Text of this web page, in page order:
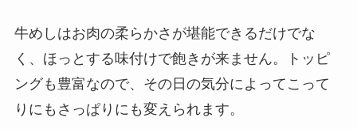
牛めしはお肉の柔らかさが堪能できるだけでな
く、ほっとする味付けで飽きが来ません。トッピ
ングも豊富なので、その日の気分によってこって
りにもさっぱりにも変えられます。